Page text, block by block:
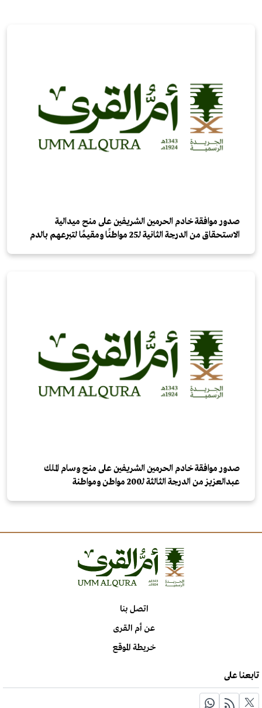
صدور موافقة خادم الحرمين الشريفين على منح ميدالية
الاستحقاق من الدرجة الثانية لـ25 مواطنًا ومقيمًا لتبرعهم بالدم
صدور موافقة خادم الحرمين الشريفين على منح وسام الملك
عبدالعزيز من الدرجة الثالثة لـ200 مواطن ومواطنة
اتصل بنا
عن أم القرى
خريطة الموقع
تابعنا على